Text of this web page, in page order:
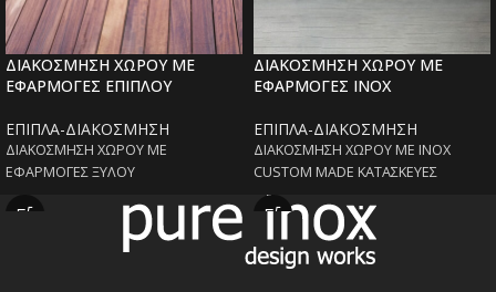
ΔΙΑΚΟΣΜΗΣΗ ΧΩΡΟΥ ΜΕ
ΕΦΑΡΜΟΓΕΣ ΕΠΙΠΛΟΥ
ΕΠΙΠΛΑ-ΔΙΑΚΟΣΜΗΣΗ
ΔΙΑΚΟΣΜΗΣΗ ΧΩΡΟΥ ΜΕ
ΕΦΑΡΜΟΓΕΣ ΞΥΛΟΥ
ΔΙΑΚΟΣΜΗΣΗ ΧΩΡΟΥ ΜΕ
ΕΦΑΡΜΟΓΕΣ ΙΝΟΧ
ΕΠΙΠΛΑ-ΔΙΑΚΟΣΜΗΣΗ
ΔΙΑΚΟΣΜΗΣΗ ΧΩΡΟΥ ΜΕ INOX
CUSTOM MADE ΚΑΤΑΣΚΕΥΕΣ